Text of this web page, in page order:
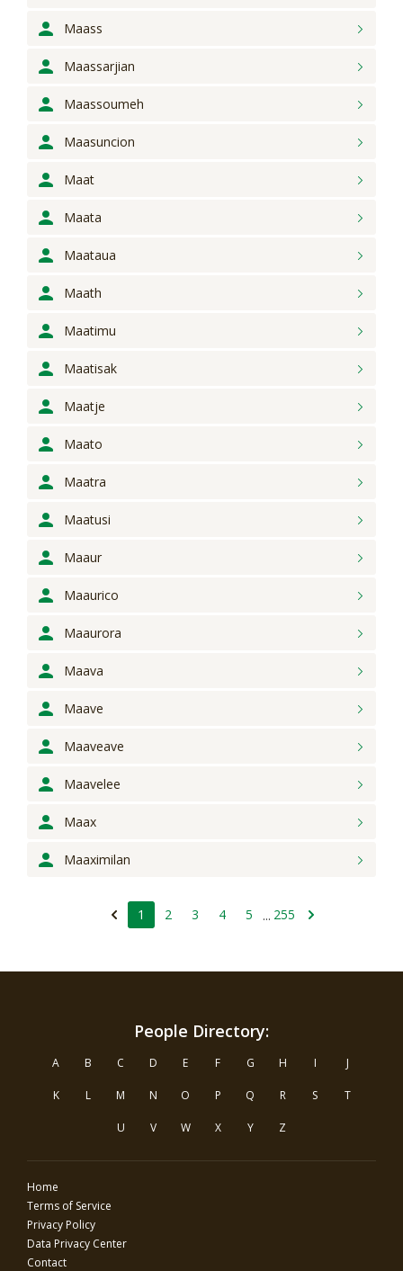
Maass
Maassarjian
Maassoumeh
Maasuncion
Maat
Maata
Maataua
Maath
Maatimu
Maatisak
Maatje
Maato
Maatra
Maatusi
Maaur
Maaurico
Maaurora
Maava
Maave
Maaveave
Maavelee
Maax
Maaximilan
1 2 3 4 5 ... 255
People Directory:
A B C D E F G H I J
K L M N O P Q R S T
U V W X Y Z
Home
Terms of Service
Privacy Policy
Data Privacy Center
Contact